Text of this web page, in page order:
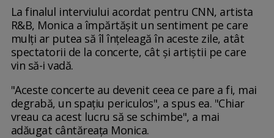
La finalul interviului acordat pentru CNN, artista
R&B, Monica a împărtășit un sentiment pe care
mulți ar putea să îl înțeleagă în aceste zile, atât
spectatorii de la concerte, cât și artiștii pe care
vin să-i vadă.
"Aceste concerte au devenit ceea ce pare a fi, mai
degrabă, un spațiu periculos", a spus ea. "Chiar
vreau ca acest lucru să se schimbe", a mai
adăugat cântăreața Monica.